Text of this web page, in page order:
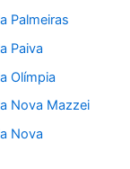
Palmeiras
Paiva
Olímpia
Nova Mazzei
Nova